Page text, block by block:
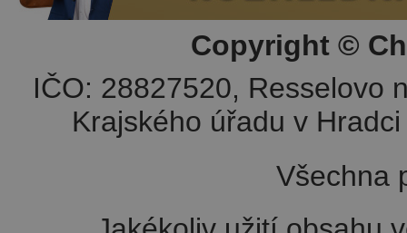
Copyright ©
IČO: 28827520, Resselovo
Krajského úřadu v
Všechna